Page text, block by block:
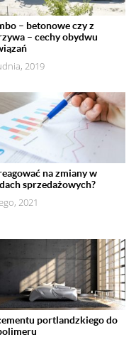
– betonowe czy z
– cechy obydwu
2019
na zmiany w
sprzedażowych?
2021
portlandzkiego do